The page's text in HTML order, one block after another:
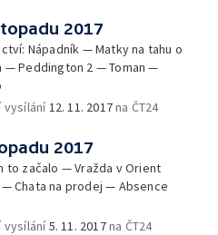
2017
Nápadník — Matky na tahu o
— Peddington 2 — Toman —
vysílání12. 11. 2017na ČT24
2017
to začalo — Vražda v Orient
Chata na prodej — Absence
vysílání5. 11. 2017na ČT24